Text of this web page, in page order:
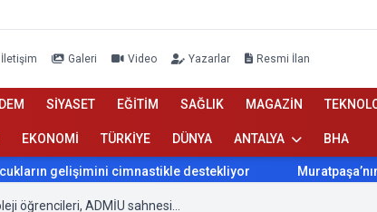
İletişim Galeri Video Yazarlar Resmi İlan
SİYASET EĞİTİM SAĞLIK MAGAZİN
EKONOMİ TÜRKİYE DÜNYA ANTALYA BHA
gelişimini cimnastikle destekliyor Muratpaşa’nın LGS